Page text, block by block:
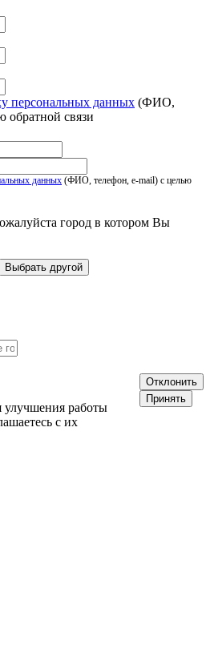
персональных данных (ФИО,
обратной связи
данных (ФИО, телефон, e-mail) с целью
город в котором Вы
Выбрать другой
улучшения работы
с их
Отклонить
Принять